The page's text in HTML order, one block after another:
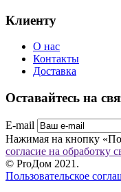
Клиенту
О нас
Контакты
Доставка
Оставайтесь на
E-mail
Нажимая на кнопку
согласие на обработку
© ProДом 2021.
Пользовательское